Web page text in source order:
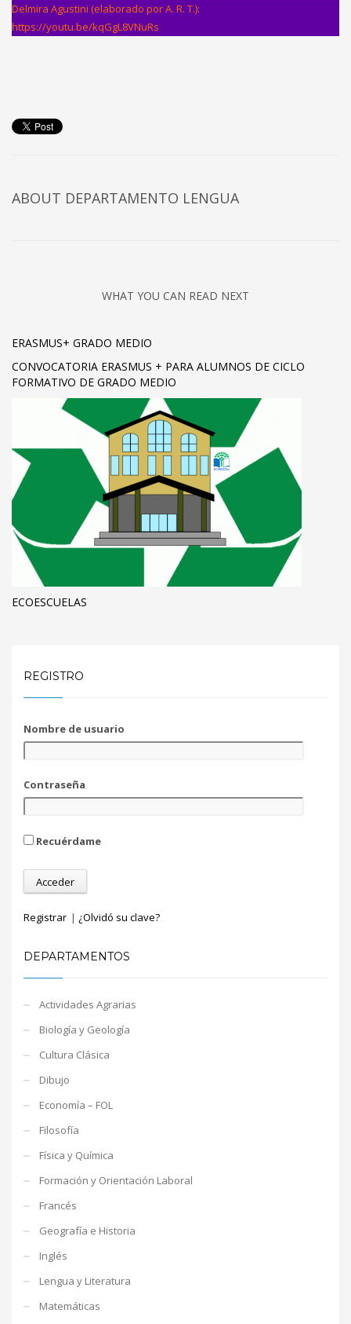
Delmira Agustini (elaborado por A. R. T.):
https://youtu.be/kqGgL8VNuRs
ABOUT DEPARTAMENTO LENGUA
WHAT YOU CAN READ NEXT
ERASMUS+ GRADO MEDIO
CONVOCATORIA ERASMUS + PARA ALUMNOS DE CICLO
FORMATIVO DE GRADO MEDIO
ECOESCUELAS
REGISTRO
Nombre de usuario
Contraseña
Recuérdame
Registrar | ¿Olvidó su clave?
DEPARTAMENTOS
Actividades Agrarias
Biología y Geología
Cultura Clásica
Dibujo
Economía – FOL
Filosofía
Física y Química
Formación y Orientación Laboral
Francés
Geografía e Historia
Inglés
Lengua y Literatura
Matemáticas